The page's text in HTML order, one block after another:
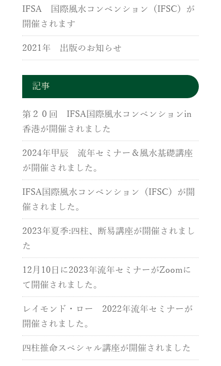
IFSA 国際風水コンベンション（IFSC）が
開催されます
2021年 出版のお知らせ
記事
第２０回 IFSA国際風水コンベンションin
香港が開催されました
2024年甲辰 流年セミナー＆風水基礎講座
が開催されました。
IFSA国際風水コンベンション（IFSC）が開
催されました。
2023年夏季:四柱、断易講座が開催されまし
た
12月10日に2023年流年セミナーがZoomに
て開催されました。
レイモンド・ロー 2022年流年セミナーが
開催されました。
四柱推命スペシャル講座が開催されました